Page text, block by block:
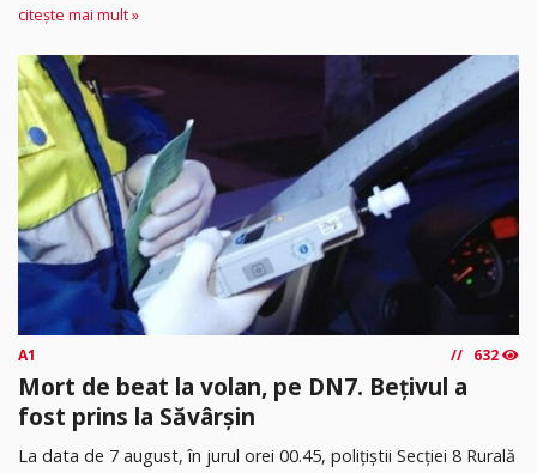
citește mai mult »
A1 632
Mort de beat la volan, pe DN7. Bețivul a
fost prins la Săvârșin
​La data de 7 august, în jurul orei 00.45, polițiștii Secției 8 Rurală